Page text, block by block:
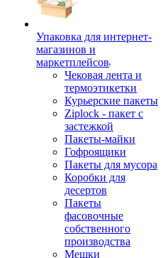
Упаковка для интернет-
магазинов и
маркетплейсов
Чековая лента и
термоэтикетки
Курьерские пакеты
Ziplock - пакет с
застежкой
Пакеты-майки
Гофроящики
Пакеты для мусора
Коробки для
десертов
Пакеты
фасовочные
собственного
производства
Мешки